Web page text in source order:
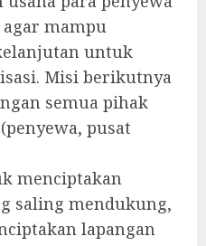
mampu
untuk
Misi berikutnya
semua pihak
pusat
menciptakan
saling mendukung,
lapangan